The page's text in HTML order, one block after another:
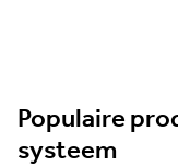
Populaire
systeem